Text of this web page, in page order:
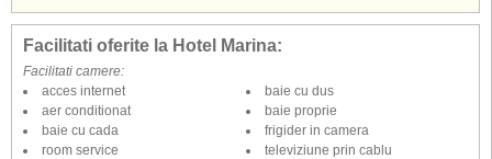
Facilitati oferite la Hotel Marina:
Facilitati camere:
acces internet
aer conditionat
baie cu cada
baie cu dus
baie proprie
frigider in camera
room service
televiziune prin cablu